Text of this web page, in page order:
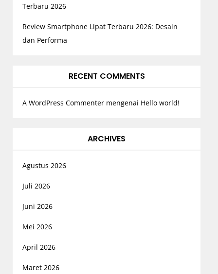
Terbaru 2026
Review Smartphone Lipat Terbaru 2026: Desain
dan Performa
RECENT COMMENTS
A WordPress Commentermengenai Hello world!
ARCHIVES
Agustus 2026
Juli 2026
Juni 2026
Mei 2026
April 2026
Maret 2026